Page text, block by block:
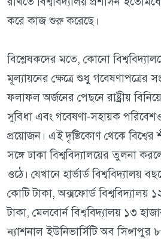
করে কাজ শুরু করেছে।
বিশ্লেষকদের মতে, কোনো
মূল্যায়নের ক্ষেত্রে শুধু গবেষণাপত্রের
ফলাফল অর্জনের পেছনে রাষ্ট্রীয়
সুবিধা এবং গবেষণা-সহায়ক
প্রয়োজন। এই দৃষ্টিকোণ থেকে বিশ্বের
সঙ্গে ঢাকা বিশ্ববিদ্যালয়ের তুলনা
ওঠে। যেখানে হার্ভার্ড বিশ্ববিদ্যালয়
কোটি টাকা, অক্সফোর্ড বিশ্ববিদ্যালয়
টাকা, মেলবোর্ন বিশ্ববিদ্যালয় ১৩
ন্যাশনাল ইউনিভার্সিটি অব